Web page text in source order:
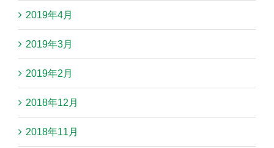
2019年4月
2019年3月
2019年2月
2018年12月
2018年11月